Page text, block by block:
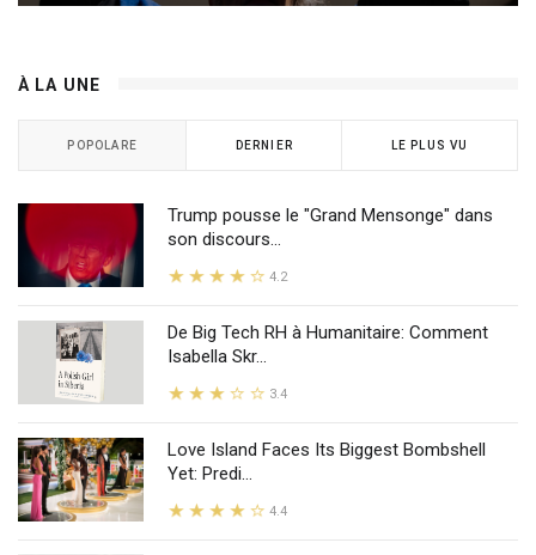
À LA UNE
POPOLARE DERNIER LE PLUS VU
Trump pousse le "Grand Mensonge" dans
son discours...
4.2
De Big Tech RH à Humanitaire: Comment
Isabella Skr...
3.4
Love Island Faces Its Biggest Bombshell
Yet: Predi...
4.4